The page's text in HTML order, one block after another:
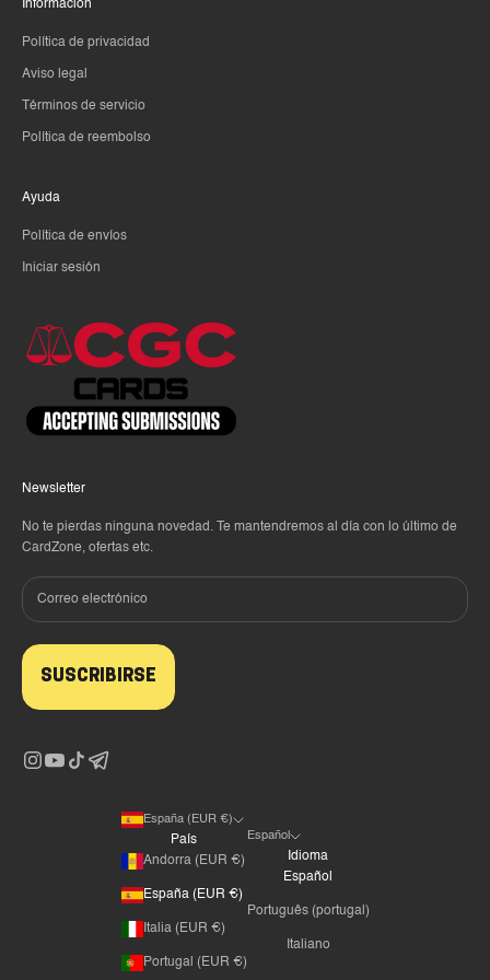
Información
Política de privacidad
Aviso legal
Términos de servicio
Política de reembolso
Ayuda
Política de envíos
Iniciar sesión
Newsletter
No te pierdas ninguna novedad. Te mantendremos al día con lo último de
CardZone, ofertas etc.
SUSCRIBIRSE
España (EUR €)
País
Andorra (EUR €)
España (EUR €)
Italia (EUR €)
Portugal (EUR €)
Español
Idioma
Español
Português (portugal)
Italiano